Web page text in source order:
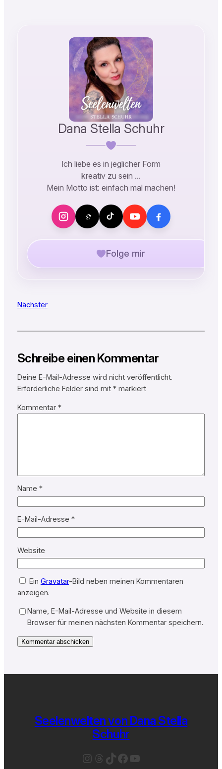
Dana Stella Schuhr
Ich liebe es in jeglicher Form
kreativ zu sein …
Mein Motto ist: einfach mal machen!
Folge mir
Nächster
Schreibe einen Kommentar
Deine E-Mail-Adresse wird nicht veröffentlicht.
Erforderliche Felder sind mit *markiert
Kommentar *
Name *
E-Mail-Adresse *
Website
Ein Gravatar-Bild neben meinen Kommentaren
anzeigen.
Name, E-Mail-Adresse und Website in diesem
Browser für meinen nächsten Kommentar speichern.
Seelenwelten von Dana Stella
Schuhr
Instagram
Threads
TikTok
Facebook
YouTube